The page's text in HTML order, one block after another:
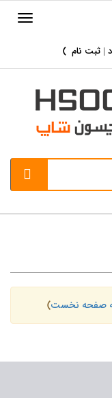
| ثبت نام )
صفحه نخست)